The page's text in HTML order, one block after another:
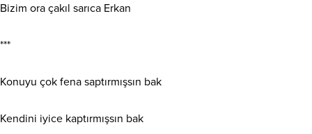
Bizim ora çakıl sarıca Erkan
***
Konuyu çok fena saptırmışsın bak
Kendini iyice kaptırmışsın bak